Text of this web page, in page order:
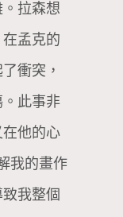
拉森想
孟克的
衝突，
此事非
他的心
我的畫作
我整個